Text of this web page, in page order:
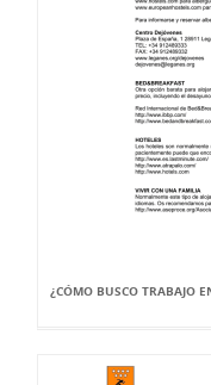
¿CÓMO BUSCO TRABAJO